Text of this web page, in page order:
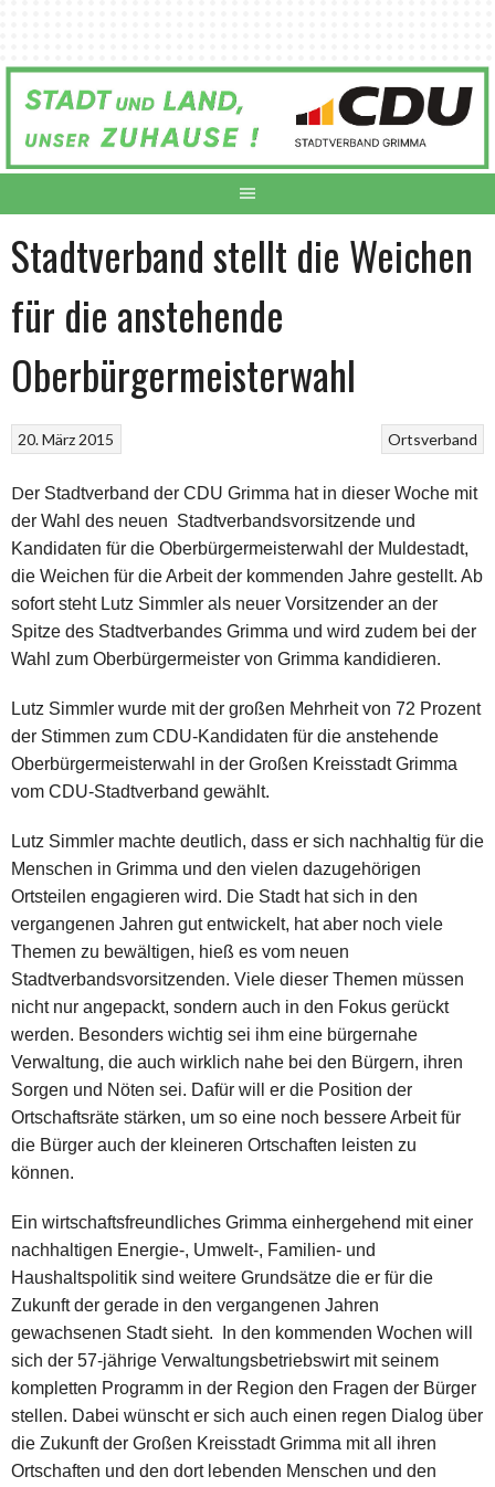
Inhalt
Stadtverband stellt die Weichen
für die anstehende
Oberbürgermeisterwahl
Ortsverband
20. März 2015
Der Stadtverband der CDU Grimma hat in dieser Woche mit
der Wahl des neuen Stadtverbandsvorsitzende und
Kandidaten für die Oberbürgermeisterwahl der Muldestadt,
die Weichen für die Arbeit der kommenden Jahre gestellt. Ab
sofort steht Lutz Simmler als neuer Vorsitzender an der
Spitze des Stadtverbandes Grimma und wird zudem bei der
Wahl zum Oberbürgermeister von Grimma kandidieren.
Lutz Simmler wurde mit der großen Mehrheit von 72 Prozent
der Stimmen zum CDU-Kandidaten für die anstehende
Oberbürgermeisterwahl in der Großen Kreisstadt Grimma
vom CDU-Stadtverband gewählt.
Lutz Simmler machte deutlich, dass er sich nachhaltig für die
Menschen in Grimma und den vielen dazugehörigen
Ortsteilen engagieren wird. Die Stadt hat sich in den
vergangenen Jahren gut entwickelt, hat aber noch viele
Themen zu bewältigen, hieß es vom neuen
Stadtverbandsvorsitzenden. Viele dieser Themen müssen
nicht nur angepackt, sondern auch in den Fokus gerückt
werden. Besonders wichtig sei ihm eine bürgernahe
Verwaltung, die auch wirklich nahe bei den Bürgern, ihren
Sorgen und Nöten sei. Dafür will er die Position der
Ortschaftsräte stärken, um so eine noch bessere Arbeit für
die Bürger auch der kleineren Ortschaften leisten zu
können.
Ein wirtschaftsfreundliches Grimma einhergehend mit einer
nachhaltigen Energie-, Umwelt-, Familien- und
Haushaltspolitik sind weitere Grundsätze die er für die
Zukunft der gerade in den vergangenen Jahren
gewachsenen Stadt sieht. In den kommenden Wochen will
sich der 57-jährige Verwaltungsbetriebswirt mit seinem
kompletten Programm in der Region den Fragen der Bürger
stellen. Dabei wünscht er sich auch einen regen Dialog über
die Zukunft der Großen Kreisstadt Grimma mit all ihren
Ortschaften und den dort lebenden Menschen und den